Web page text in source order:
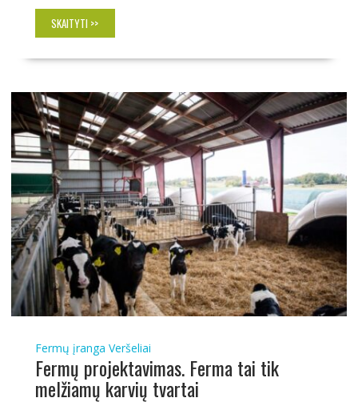
SKAITYTI >>
Fermų įranga Veršeliai
Fermų projektavimas. Ferma tai tik
melžiamų karvių tvartai